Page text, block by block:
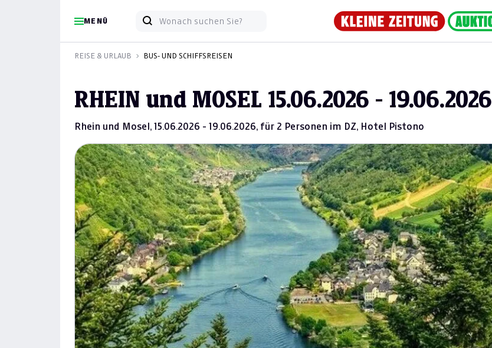
MENÜ
REISE & URLAUB
BUS- UND SCHIFFSREISEN
RHEIN und MOSEL 15.06.2026 - 19.06.2026
Rhein und Mosel, 15.06.2026 - 19.06.2026, für 2 Personen im DZ, Hotel Pistono